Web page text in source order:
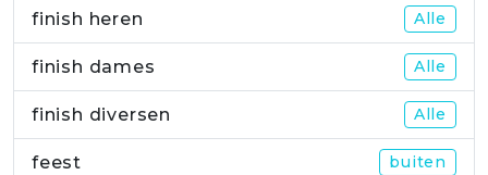
finish heren Alle
finish dames Alle
finish diversen Alle
feest buiten